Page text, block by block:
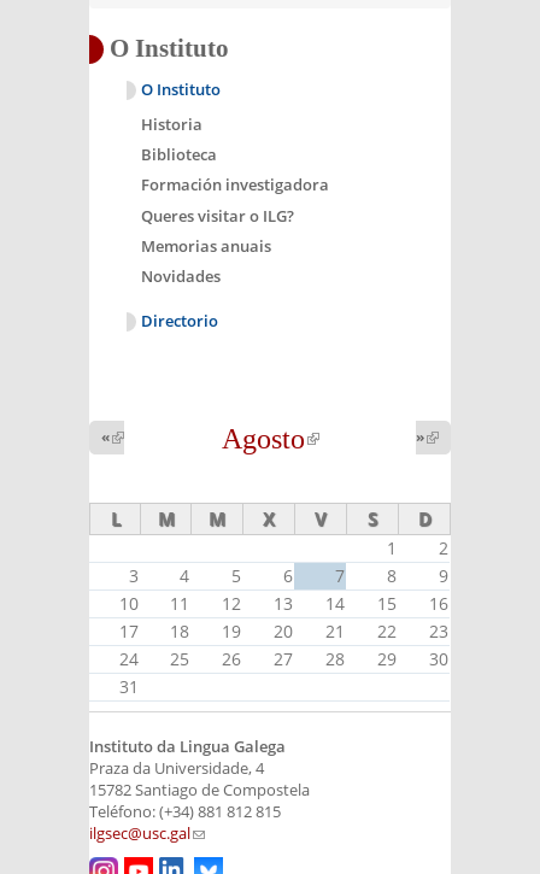
O Instituto
O Instituto
Historia
Biblioteca
Formación investigadora
Queres visitar o ILG?
Memorias anuais
Novidades
Directorio
Agosto
(link is
«
external)
»
external)
L M M X V S D
1
2
3
4 5 6 7 8
9
10
11 12 13 14 15
16
17
18 19 20 21 22
23
24
25 26 27 28 29
30
31
Instituto da Lingua Galega
Praza da Universidade, 4
15782 Santiago de Compostela
Teléfono: (+34) 881 812 815
ilgsec@usc.gal(link sends e-mail)